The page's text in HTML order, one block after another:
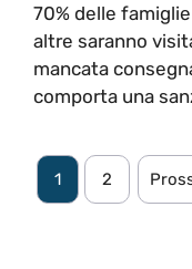
70% delle
altre saranno
mancata
comporta una
1 2